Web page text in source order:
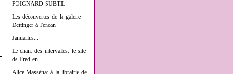
POIGNARD SUBTIL
Les découvertes de la galerie
Dettinger à l'encan
Januarius...
Le chant des intervalles: le site
de Fred en...
Alice Massénat à la librairie de